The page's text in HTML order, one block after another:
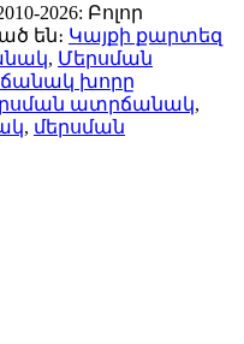
2026: Բոլոր
են։ Կայքի քարտեզ
, Մերսման
խորը
ատրճանակ,
, մերսման